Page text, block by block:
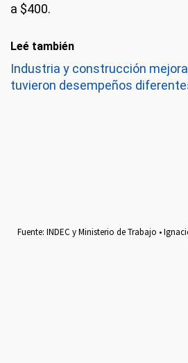
a $400.
Leé también
Industria y construcción
tuvieron desempeños